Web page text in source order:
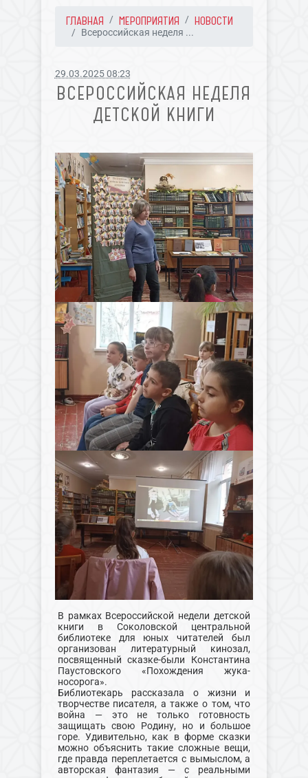
ГЛАВНАЯ МЕРОПРИЯТИЯ НОВОСТИ
Всероссийская неделя ...
29.03.2025 08:23
ВСЕРОССИЙСКАЯ НЕДЕЛЯ
ДЕТСКОЙ КНИГИ
В рамках Всероссийской недели детской
книги в Соколовской центральной
библиотеке для юных читателей был
организован литературный кинозал,
посвященный сказке-были Константина
Паустовского «Похождения жука-
носорога».
Библиотекарь рассказала о жизни и
творчестве писателя, а также о том, что
война — это не только готовность
защищать свою Родину, но и большое
горе. Удивительно, как в форме сказки
можно объяснить такие сложные вещи,
где правда переплетается с вымыслом, а
авторская фантазия — с реальными